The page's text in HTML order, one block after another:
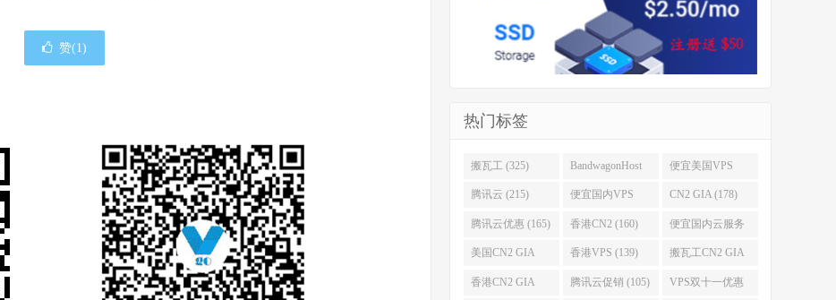
赞(1)
热门标签
搬瓦工 (325) BandwagonHost
(223)
便宜美国VPS
(222)
腾讯云 (215) 便宜国内VPS
(184)
CN2 GIA (178)
腾讯云优惠 (165) 香港CN2 (160) 便宜国内云服务
器 (152)
美国CN2 GIA
(141)
香港VPS (139) 搬瓦工CN2 GIA
(118)
香港CN2 GIA 腾讯云促销 (105) VPS双十一优惠